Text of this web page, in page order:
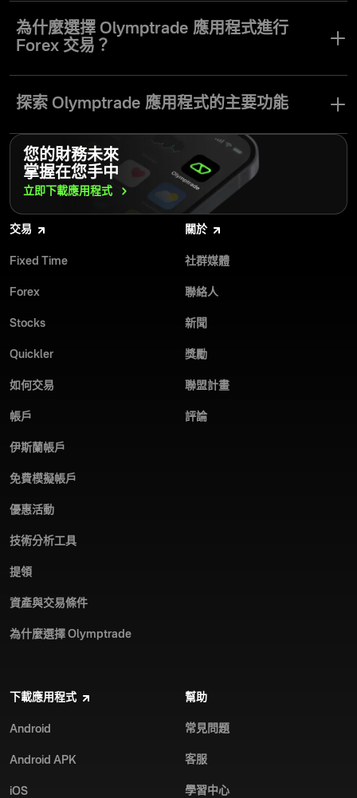
更加便利。在競爭激烈的市場中，選擇合適的應用程式可能具有挑
戰性。
Olymptrade 交易應用程式支援 iOS、Android 及桌面裝置，為您帶
元資產，包括股票、加密貨幣及商品。
使用 Olymptrade，您可以以最低存款開始，透過免費模擬帳戶進行
練習，並運用進階工具與功能提升您的交易策略。立即下載
Olymptrade 應用程式，讓您的交易更上一層樓。
為什麼選擇 Olymptrade 應用程式進行
Forex 交易？
便利性：我們的應用程式讓你可以隨時隨地透過手機輕鬆追蹤並
執行交易。
使用者友善介面：輕鬆瀏覽平台並存取各項功能，包括查看您的
交易紀錄。
安全性：我們採用高階加密技術與密碼學，確保您的交易安全無
虞。
完全持牌：Olymptrade 受國際金融委員會（FinaCom）監管，
探索 Olymptrade 應用程式的主要功能
我們交易應用程式的每一個細節，都展現了開發團隊致力於為您提
供舒適交易體驗的用心。
開啟與平倉交易：針對貨幣價格波動進行交易，輕鬆進出持倉，
多元交易工具：在一個應用程式中存取最受歡迎的 Forex 交易資
產，包含 25 組以上貨幣對、15 種以上加密貨幣、指數，以及多
客服：我們的專業客服團隊全年無休，隨時透過電子郵件與線上
聊天為您服務，平均回應時間僅需 13 秒，並支援 14 種語言。
低點差：享有合理的手續費與佣金，每筆交易點差低至 0.6，且
的投資潛力。加入 Olymptrade 社群，與數百萬行動 Forex 交易者
您的財務未來
掌握在您手中
立即下載應用程式
交易
Fixed Time
Forex
Stocks
Quickler
如何交易
帳戶
伊斯蘭帳戶
免費模擬帳戶
優惠活動
技術分析工具
提領
資產與交易條件
為什麼選擇 Olymptrade
關於
社群媒體
聯絡人
新聞
獎勵
聯盟計畫
評論
下載應用程式
Android
Android APK
iOS
幫助
常見問題
客服
學習中心